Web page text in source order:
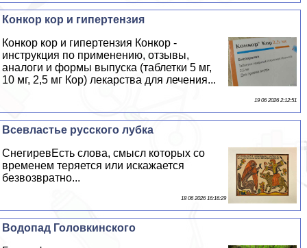
Конкор кор и гипертензия
Конкор кор и гипертензия Конкор -
инструкция по применению, отзывы,
аналоги и формы выпуска (таблетки 5 мг,
10 мг, 2,5 мг Кор) лекарства для лечения...
19 06 2026 2:12:51
Всевластье русского лубка
СнегиревЕсть слова, смысл которых со
временем теряется или искажается
безвозвратно...
18 06 2026 16:16:29
Водопад Головкинского